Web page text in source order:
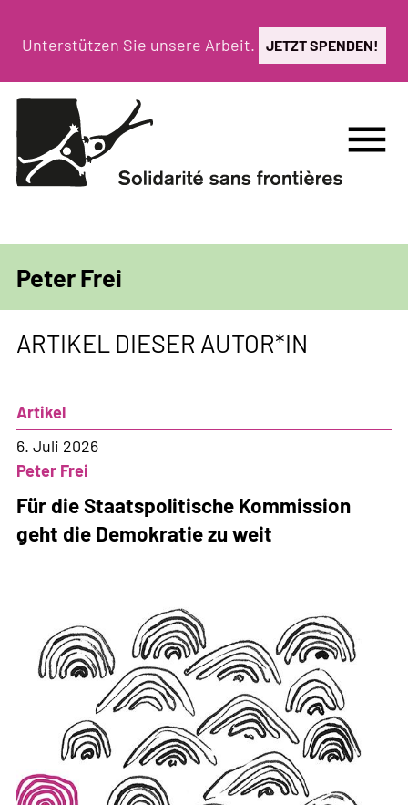
zumUnterstützen Sie unsere Arbeit. JETZT SPENDEN!
menu
Peter Frei
ARTIKEL DIESER AUTOR*IN
Artikel
6. Juli 2026
Peter Frei
Für die Staatspolitische Kommission
geht die Demokratie zu weit